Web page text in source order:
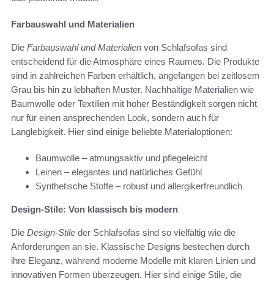
Farbauswahl und Materialien
Die Farbauswahl und Materialien von Schlafsofas sind
entscheidend für die Atmosphäre eines Raumes. Die Produkte
sind in zahlreichen Farben erhältlich, angefangen bei zeitlosem
Grau bis hin zu lebhaften Muster. Nachhaltige Materialien wie
Baumwolle oder Textilien mit hoher Beständigkeit sorgen nicht
nur für einen ansprechenden Look, sondern auch für
Langlebigkeit. Hier sind einige beliebte Materialoptionen:
Baumwolle – atmungsaktiv und pflegeleicht
Leinen – elegantes und natürliches Gefühl
Synthetische Stoffe – robust und allergikerfreundlich
Design-Stile: Von klassisch bis modern
Die Design-Stile der Schlafsofas sind so vielfältig wie die
Anforderungen an sie. Klassische Designs bestechen durch
ihre Eleganz, während moderne Modelle mit klaren Linien und
innovativen Formen überzeugen. Hier sind einige Stile, die